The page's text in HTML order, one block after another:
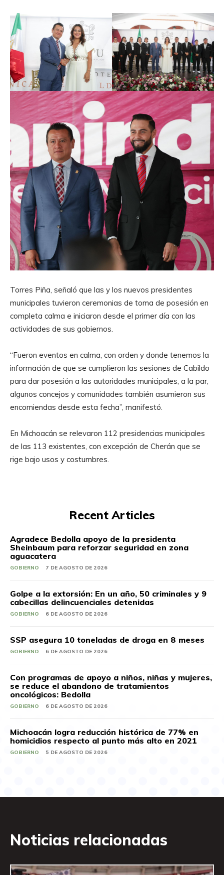
Torres Piña, señaló que las y los nuevos presidentes
municipales tuvieron ceremonias de toma de posesión en
completa calma e iniciaron desde el primer día con las
actividades de sus gobiernos.
“Fueron eventos en calma, con orden y donde tenemos la
información de que se cumplieron las sesiones de Cabildo
para dar posesión a las autoridades municipales, a la par,
algunos concejos y comunidades también asumieron sus
encomiendas desde esta fecha”, manifestó.
En Michoacán se relevaron 112 presidencias municipales
de las 113 existentes, con excepción de Cherán que se
rige bajo usos y costumbres.
Recent Articles
Agradece Bedolla apoyo de la presidenta
Sheinbaum para reforzar seguridad en zona
aguacatera
GOBIERNO 7 DE AGOSTO DE 2026
Golpe a la extorsión: En un año, 50 criminales y 9
cabecillas delincuenciales detenidas
GOBIERNO 6 DE AGOSTO DE 2026
SSP asegura 10 toneladas de droga en 8 meses
GOBIERNO 6 DE AGOSTO DE 2026
Con programas de apoyo a niños, niñas y mujeres,
se reduce el abandono de tratamientos
oncológicos: Bedolla
GOBIERNO 6 DE AGOSTO DE 2026
Michoacán logra reducción histórica de 77% en
homicidios respecto al punto más alto en 2021
GOBIERNO 5 DE AGOSTO DE 2026
Noticias relacionadas